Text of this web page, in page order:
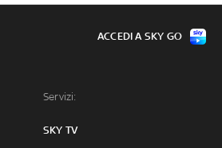
Servizi:
SKY TV
ACCEDI A SKY GO